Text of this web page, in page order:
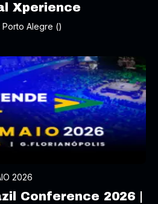
Xperience
Porto Alegre ()
2026
Conference 2026 |